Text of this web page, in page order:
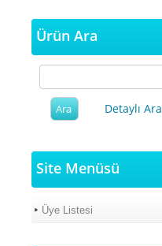
Ürün Ara
Detaylı Ara
Site Menüsü
Üye Listesi